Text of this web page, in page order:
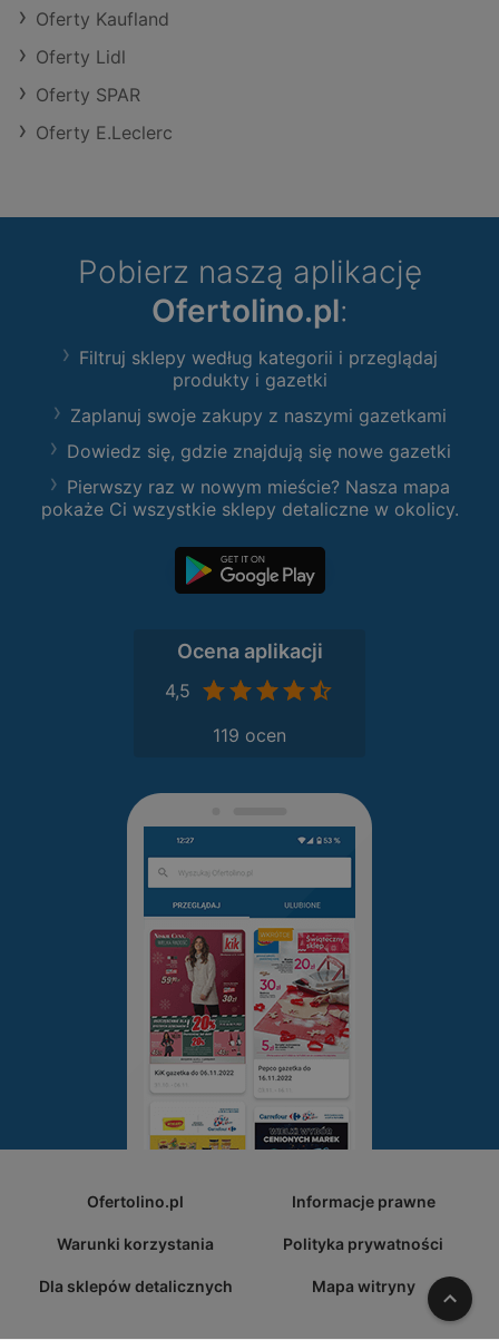
Oferty Kaufland
Oferty Lidl
Oferty SPAR
Oferty E.Leclerc
Pobierz naszą aplikację
Ofertolino.pl:
Filtruj sklepy według kategorii i przeglądaj
produkty i gazetki
Zaplanuj swoje zakupy z naszymi gazetkami
Dowiedz się, gdzie znajdują się nowe gazetki
Pierwszy raz w nowym mieście? Nasza mapa
pokaże Ci wszystkie sklepy detaliczne w okolicy.
Ocena aplikacji
4,5
119 ocen
Ofertolino.pl Informacje prawne
Warunki korzystania Polityka prywatności
Dla sklepów detalicznych Mapa witryny W